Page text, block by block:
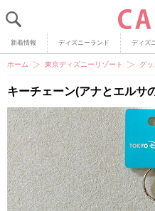
新着情報 ディズニーランド ディズ
ホーム 東京ディズニーリゾート グ
キーチェーン(アナとエルサ